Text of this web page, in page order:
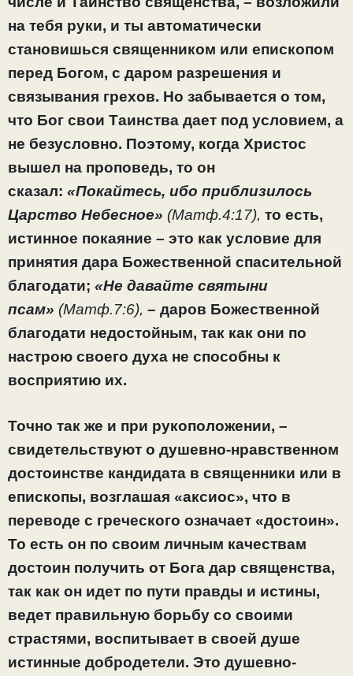
на тебя руки, и ты автоматически
становишься священником или епископом
перед Богом, с даром разрешения и
связывания грехов. Но забывается о том,
что Бог свои Таинства дает под условием, а
не безусловно. Поэтому, когда Христос
вышел на проповедь, то он
сказал: «Покайтесь, ибо приблизилось
Царство Небесное» (Матф.4:17), то есть,
истинное покаяние – это как условие для
принятия дара Божественной спасительной
благодати; «Не давайте святыни
псам» (Матф.7:6), – даров Божественной
благодати недостойным, так как они по
настрою своего духа не способны к
восприятию их.
Точно так же и при рукоположении, –
свидетельствуют о душевно-нравственном
достоинстве кандидата в священники или в
епископы, возглашая «аксиос», что в
переводе с греческого означает «достоин».
То есть он по своим личным качествам
достоин получить от Бога дар священства,
так как он идет по пути правды и истины,
ведет правильную борьбу со своими
страстями, воспитывает в своей душе
истинные добродетели. Это душевно-